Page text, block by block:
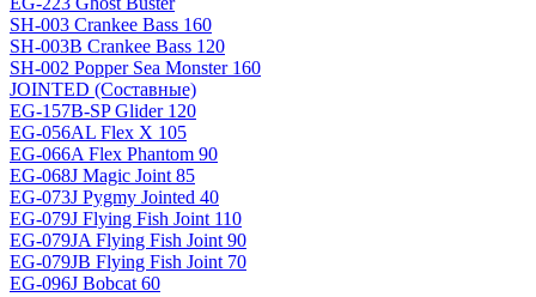
SH-003 Crankee Bass 160
SH-003B Crankee Bass 120
SH-002 Popper Sea Monster 160
JOINTED (Составные)
EG-157B-SP Glider 120
EG-056AL Flex X 105
EG-066A Flex Phantom 90
EG-068J Magic Joint 85
EG-073J Pygmy Jointed 40
EG-079J Flying Fish Joint 110
EG-079JA Flying Fish Joint 90
EG-079JB Flying Fish Joint 70
EG-096J Bobcat 60